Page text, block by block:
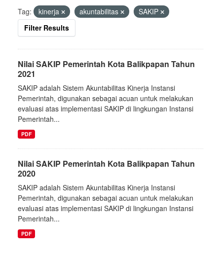
Tag: kinerja akuntabilitas
SAKIP
Filter Results
Nilai SAKIP Pemerintah Kota Balikpapan Tahun
2021
SAKIP adalah Sistem Akuntabilitas Kinerja Instansi
Pemerintah, digunakan sebagai acuan untuk melakukan
evaluasi atas implementasi SAKIP di lingkungan Instansi
Pemerintah...
PDF
Nilai SAKIP Pemerintah Kota Balikpapan Tahun
2020
SAKIP adalah Sistem Akuntabilitas Kinerja Instansi
Pemerintah, digunakan sebagai acuan untuk melakukan
evaluasi atas implementasi SAKIP di lingkungan Instansi
Pemerintah...
PDF